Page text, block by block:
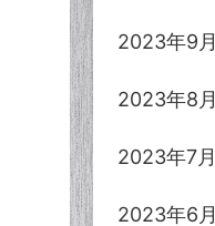
2023年9月
2023年8月
2023年7月
2023年6月